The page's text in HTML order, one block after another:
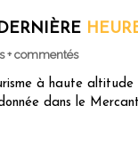
+ commentés
à haute altitude
dans le